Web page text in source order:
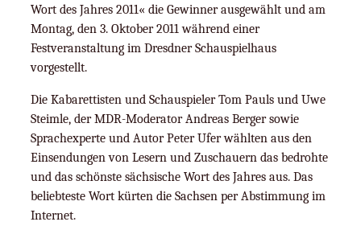
Wort des Jahres 2011« die Gewinner ausgewählt und am
Montag, den 3. Oktober 2011 während einer
Festveranstaltung im Dresdner Schauspielhaus
vorgestellt.
Die Kabarettisten und Schauspieler Tom Pauls und Uwe
Steimle, der MDR-Moderator Andreas Berger sowie
Sprachexperte und Autor Peter Ufer wählten aus den
Einsendungen von Lesern und Zuschauern das bedrohte
und das schönste sächsische Wort des Jahres aus. Das
beliebteste Wort kürten die Sachsen per Abstimmung im
Internet.